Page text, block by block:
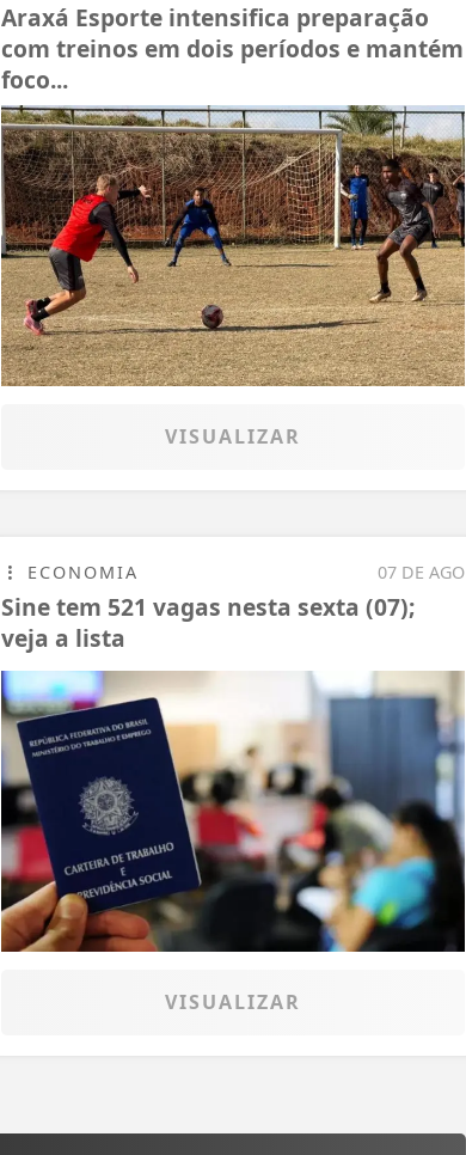
Araxá Esporte intensifica preparação
com treinos em dois períodos e mantém
foco...
VISUALIZAR
07 DE AGO
ECONOMIA
Sine tem 521 vagas nesta sexta (07);
veja a lista
VISUALIZAR